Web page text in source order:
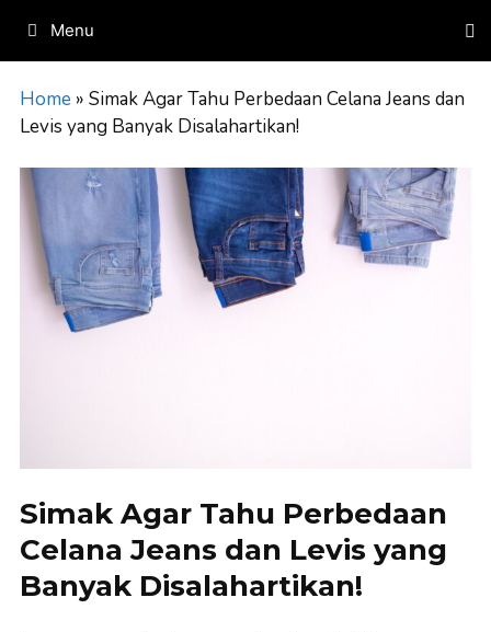
content
Menu
Home » Simak Agar Tahu Perbedaan Celana Jeans dan
Levis yang Banyak Disalahartikan!
Simak Agar Tahu Perbedaan
Celana Jeans dan Levis yang
Banyak Disalahartikan!